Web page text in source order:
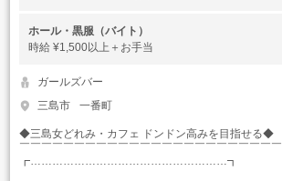
ホール・黒服（バイト）
時給 ¥1,500以上＋お手当
ガールズバー
三島市
一番町
◆三島女どれみ・カフェ ドンドン高みを目指せる◆
￣￣￣￣￣￣￣￣￣￣￣￣￣￣￣￣￣￣￣￣￣￣￣￣
┏………………………………………………┓